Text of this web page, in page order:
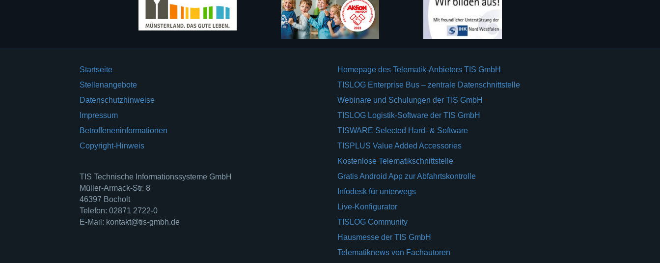
Startseite
Stellenangebote
Datenschutzhinweise
Impressum
Betroffeneninformationen
Copyright-Hinweis
TIS Technische Informationssysteme GmbH
Müller-Armack-Str. 8
46397 Bocholt
Telefon: 02871 2722-0
E-Mail: kontakt@tis-gmbh.de
Homepage des Telematik-Anbieters TIS GmbH
TISLOG Enterprise Bus – zentrale Datenschnittstelle
Webinare und Schulungen der TIS GmbH
TISLOG Logistik-Software der TIS GmbH
TISWARE Selected Hard- & Software
TISPLUS Value Added Accessories
Kostenlose Telematikschnittstelle
Gratis Android App zur Abfahrtskontrolle
Infodesk für unterwegs
Live-Konfigurator
TISLOG Community
Hausmesse der TIS GmbH
Telematiknews von Fachautoren